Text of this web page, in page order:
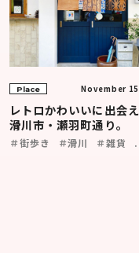
Place November
レトロかわいいに出会
滑川市・瀬羽町通り。
＃街歩き ＃滑川 ＃雑貨